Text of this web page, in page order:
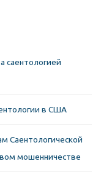
саентологией
в США
Саентологической
мошенничестве